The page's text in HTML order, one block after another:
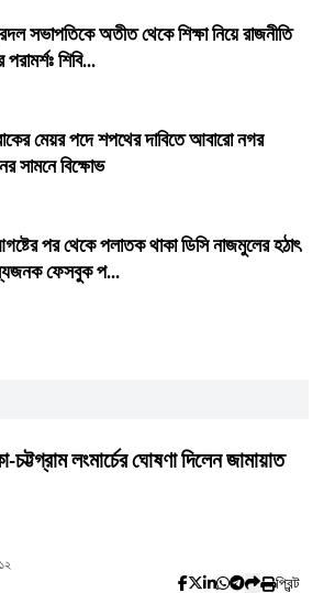
সভাপতিকে অতীত থেকে শিক্ষা নিয়ে রাজনীতি
পরামর্শঃ শিবি...
মেয়র পদে শপথের দাবিতে আবারো নগর
সামনে বিক্ষোভ
পর থেকে পলাতক থাকা ডিসি নাজমুলের হঠাৎ
ফেসবুক প...
চট্টগ্রাম লংমার্চের ঘোষণা দিলেন জামায়াত
প্রিন্ট